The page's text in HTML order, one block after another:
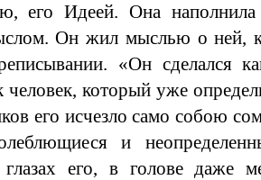
его Идеей. Она
Он жил мыслью о ней,
«Он сделался
человек, который уже
его исчезло само собою
и
глазах его, в голове даже